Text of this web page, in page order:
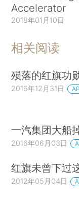
Accelerator
2018年01月10日
相关阅读
殒落的红旗功
2016年12月31日
一汽集团大船
2016年06月03日
红旗未曾下过
2012年05月04日